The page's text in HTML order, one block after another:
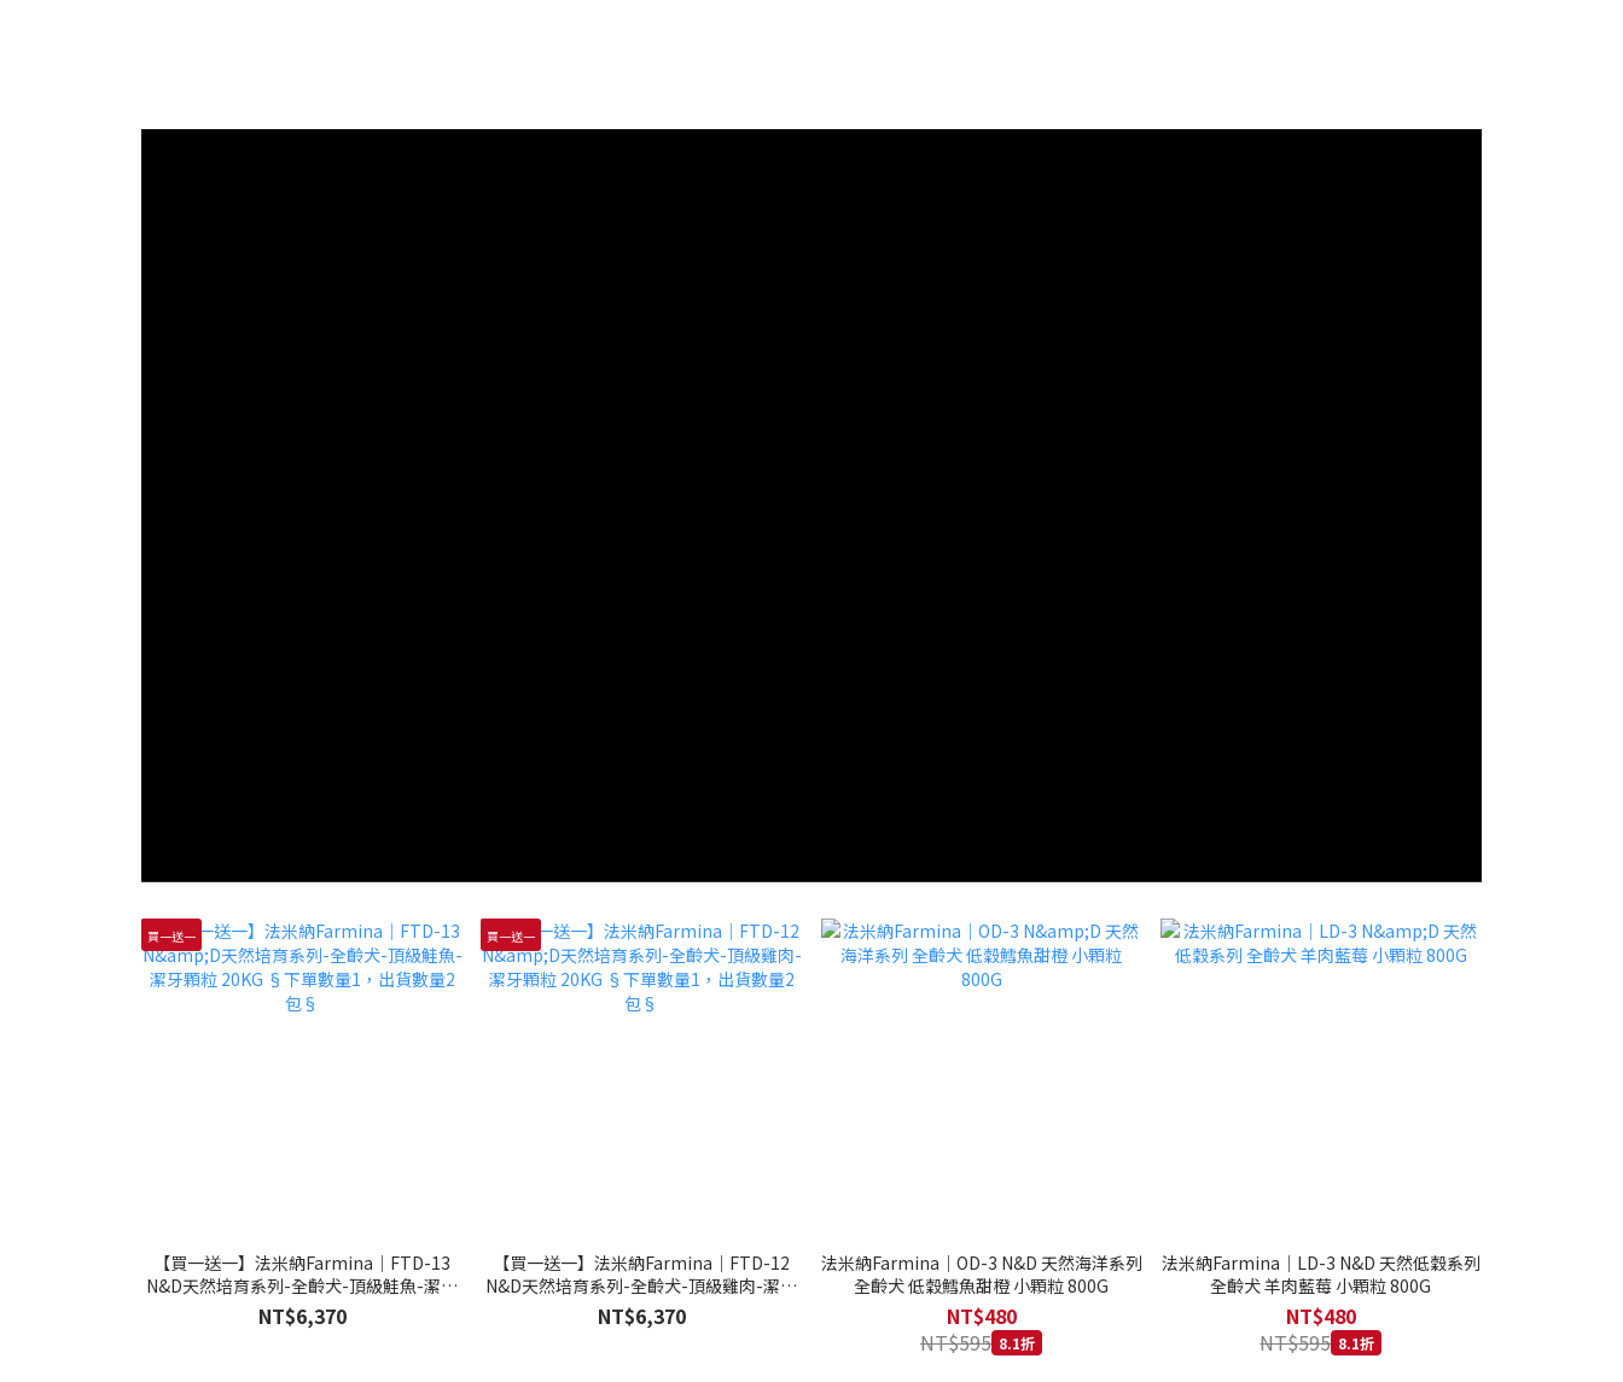
買一送一
【買一送一】法米納Farmina｜FTD-13
N&D天然培育系列-全齡犬-頂級鮭魚-潔牙
顆粒 20KG §下單數量1，出貨數量2包§
NT$6,370
買一送一
【買一送一】法米納Farmina｜FTD-12
N&D天然培育系列-全齡犬-頂級雞肉-潔牙
顆粒 20KG §下單數量1，出貨數量2包§
NT$6,370
法米納Farmina｜OD-3 N&D 天然海洋系列
全齡犬 低穀鱈魚甜橙 小顆粒 800G
NT$480
NT$595 8.1折
法米納Farmina｜LD-3 N&D 天然低穀系列
全齡犬 羊肉藍莓 小顆粒 800G
NT$480
NT$595 8.1折